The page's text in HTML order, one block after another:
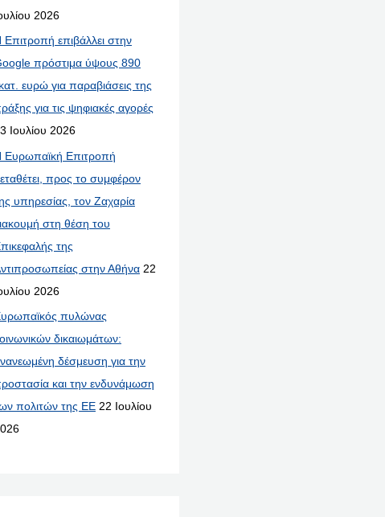
2026
Επιτροπή επιβάλλει στην
πρόστιμα ύψους 890
ευρώ για παραβιάσεις της
για τις ψηφιακές αγορές
Ιουλίου 2026
Ευρωπαϊκή Επιτροπή
προς το συμφέρον
υπηρεσίας, τον Ζαχαρία
στη θέση του
της
στην Αθήνα 22
2026
πυλώνας
δικαιωμάτων:
δέσμευση για την
και την ενδυνάμωση
πολιτών της ΕΕ 22 Ιουλίου